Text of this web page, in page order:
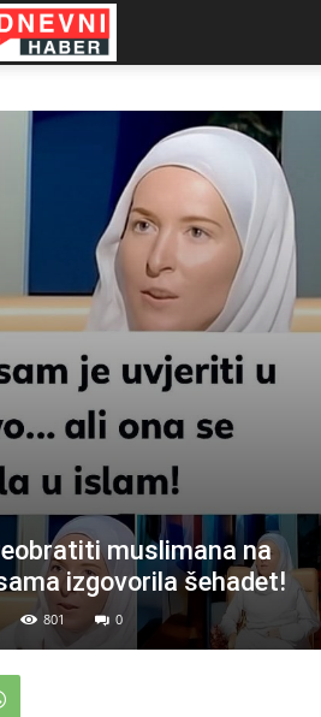
muslimana na
izgovorila šehadet!
801 0